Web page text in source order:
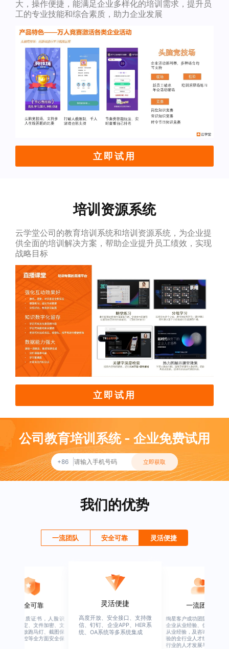
大，操作便捷，能满足企业多样化的培训需求，提升员
工的专业技能和综合素质，助力企业发展
立即试用
培训资源系统
云学堂公司的教育培训系统和培训资源系统，为企业提
供全面的培训解决方案，帮助企业提升员工绩效，实现
战略目标
立即试用
公司教育培训系统 - 企业免费试用
+86 立即获取
我们的优势
一流团队 安全可靠 灵活便捷
安全可靠
业权威资质证书，人脸识
、设备绑定、文件加密、文
水印、播放跑马灯、截图保
、权限管控等全方面安全保
灵活便捷
高度开放、安全接口、支持微
信、钉钉、企业APP、HER系
统、OA系统等多系统集成
一流团队
绚星客户成功团队，由有多
企业从业经验、优秀培训机
从业经验，及咨询公司从业
验的全行业人才组成，涉猎
行业的人才发展与培养模块